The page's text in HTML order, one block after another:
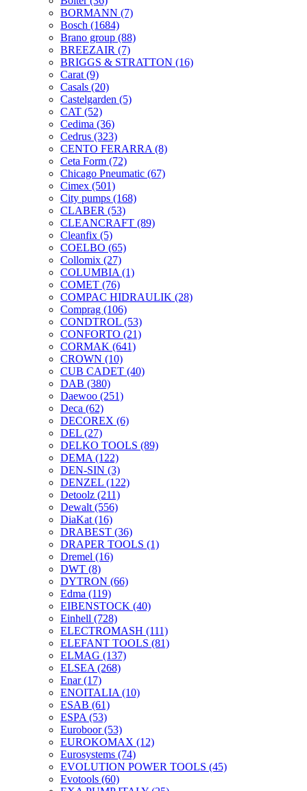
BORMANN (7)
Bosch (1684)
Brano group (88)
BREEZAIR (7)
BRIGGS & STRATTON (16)
Carat (9)
Casals (20)
Castelgarden (5)
CAT (52)
Cedima (36)
Cedrus (323)
CENTO FERARRA (8)
Ceta Form (72)
Chicago Pneumatic (67)
Cimex (501)
City pumps (168)
CLABER (53)
CLEANCRAFT (89)
Cleanfix (5)
COELBO (65)
Collomix (27)
COLUMBIA (1)
COMET (76)
COMPAC HIDRAULIK (28)
Comprag (106)
CONDTROL (53)
CONFORTO (21)
CORMAK (641)
CROWN (10)
CUB CADET (40)
DAB (380)
Daewoo (251)
Deca (62)
DECOREX (6)
DEL (27)
DELKO TOOLS (89)
DEMA (122)
DEN-SIN (3)
DENZEL (122)
Detoolz (211)
Dewalt (556)
DiaKat (16)
DRABEST (36)
DRAPER TOOLS (1)
Dremel (16)
DWT (8)
DYTRON (66)
Edma (119)
EIBENSTOCK (40)
Einhell (728)
ELECTROMASH (111)
ELEFANT TOOLS (81)
ELMAG (137)
ELSEA (268)
Enar(17)
ENOITALIA (10)
ESAB (61)
ESPA (53)
Euroboor(53)
EUROKOMAX (12)
Eurosystems (74)
EVOLUTION POWER TOOLS (45)
Evotools (60)